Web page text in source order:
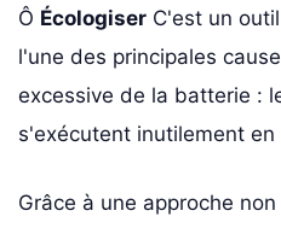
Ô Écologiser C'est un
l'une des principales
excessive de la batterie :
s'exécutent inutilement
Grâce à une approche